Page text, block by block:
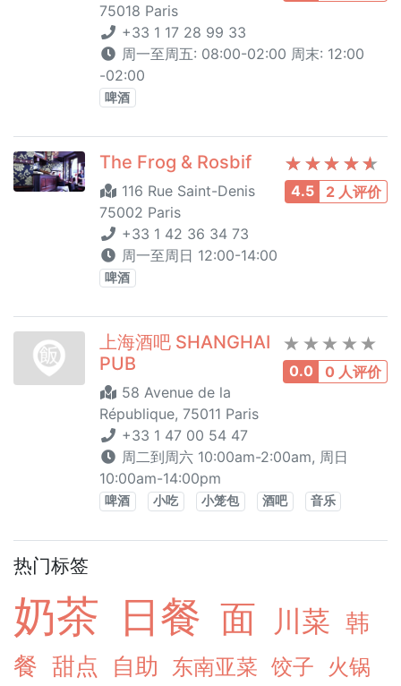
75018 Paris
+33 1 17 28 99 33
周一至周五: 08:00-02:00 周末: 12:00
-02:00
啤酒
4.5 2 人评价
The Frog & Rosbif
116 Rue Saint-Denis
75002 Paris
+33 1 42 36 34 73
周一至周日 12:00-14:00
啤酒
0.0 0 人评价
上海酒吧 SHANGHAI
PUB
58 Avenue de la
République, 75011 Paris
+33 1 47 00 54 47
周二到周六 10:00am-2:00am, 周日
10:00am-14:00pm
啤酒 小吃 小笼包 酒吧 音乐
热门标签
奶茶 日餐 面 川菜 韩
餐 甜点 自助 东南亚菜 饺子 火锅